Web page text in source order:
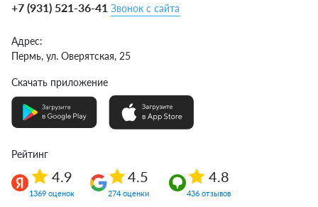
+7 (931) 521-36-41 Звонок с сайта
Адрес:
Пермь, ул. Оверятская, 25
Скачать приложение
Рейтинг
4.9
1369 оценок
4.5
274 оценки
4.8
436 отзывов